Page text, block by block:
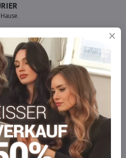
everlady
und genießen Sie einen5 %
Einkauf.
im Warenkorb angewendet.
bestellen, als wir